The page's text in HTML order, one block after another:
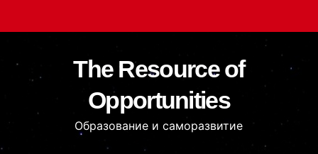
The Resource of
Opportunities
Образование и саморазвитие